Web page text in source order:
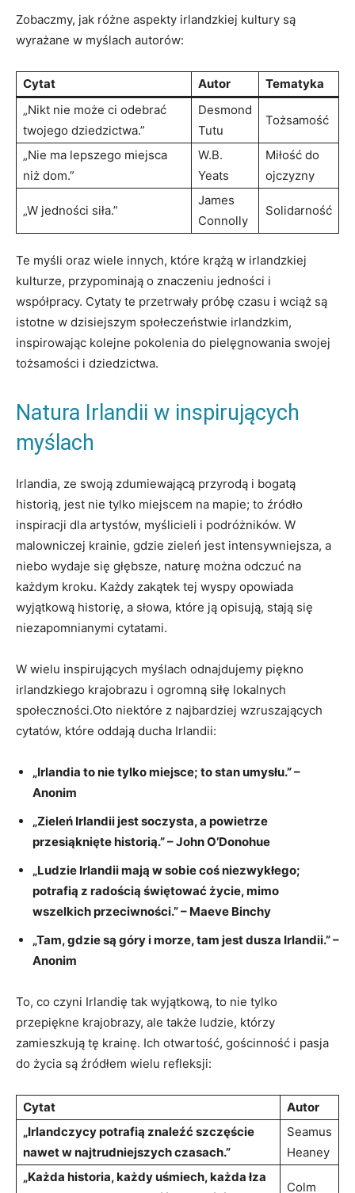
Zobaczmy, jak różne aspekty irlandzkiej kultury są
wyrażane w myślach autorów:
Cytat Autor
Tematyka
„Nikt nie może ci odebrać
twojego dziedzictwa.”
Desmond
Tutu
Tożsamość
„Nie ma lepszego miejsca
niż dom.”
W.B.
Yeats
Miłość do
ojczyzny
„W jedności siła.”
James
Connolly
Solidarność
Te myśli oraz wiele innych, które krążą w irlandzkiej
kulturze, przypominają o znaczeniu jedności i
współpracy. Cytaty te przetrwały próbę czasu i wciąż są
istotne w dzisiejszym społeczeństwie irlandzkim,
inspirowając kolejne pokolenia do pielęgnowania swojej
tożsamości i dziedzictwa.
Natura Irlandii w inspirujących
myślach
Irlandia, ze swoją zdumiewającą przyrodą i bogatą
historią, jest nie tylko miejscem na mapie; to źródło
inspiracji dla artystów, myślicieli i podróżników. W
malowniczej krainie, gdzie zieleń jest intensywniejsza, a
niebo wydaje się głębsze, naturę można odczuć na
każdym kroku. Każdy zakątek tej wyspy opowiada
wyjątkową historię, a słowa, które ją opisują, stają się
niezapomnianymi cytatami.
W wielu inspirujących myślach odnajdujemy piękno
irlandzkiego krajobrazu i ogromną siłę lokalnych
społeczności.Oto niektóre z najbardziej wzruszających
cytatów, które oddają ducha Irlandii:
„Irlandia to nie tylko miejsce; to stan umysłu.” –
Anonim
„Zieleń Irlandii jest soczysta, a powietrze
przesiąknięte historią.” – John O’Donohue
„Ludzie Irlandii mają w sobie coś niezwykłego;
potrafią z radością świętować życie, mimo
wszelkich przeciwności.” – Maeve Binchy
„Tam, gdzie są góry i morze, tam jest dusza Irlandii.” –
Anonim
To, co czyni Irlandię tak wyjątkową, to nie tylko
przepiękne krajobrazy, ale także ludzie, którzy
zamieszkują tę krainę. Ich otwartość, gościnność i pasja
do życia są źródłem wielu refleksji:
Cytat
Autor
„Irlandczycy potrafią znaleźć szczęście
nawet w najtrudniejszych czasach.”
Seamus
Heaney
„Każda historia, każdy uśmiech, każda łza
Colm